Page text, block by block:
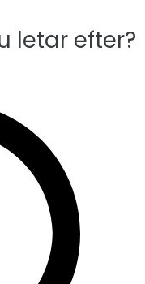
letar efter?